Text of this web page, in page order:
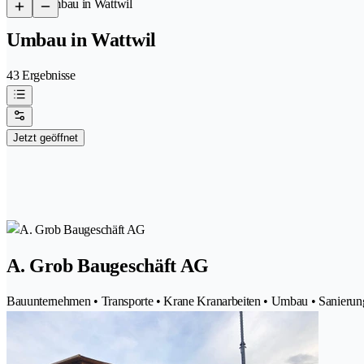
/Umbau in Wattwil
Umbau in Wattwil
43 Ergebnisse
Jetzt geöffnet
A. Grob Baugeschäft AG
Bauunternehmen • Transporte • Krane Kranarbeiten • Umbau •